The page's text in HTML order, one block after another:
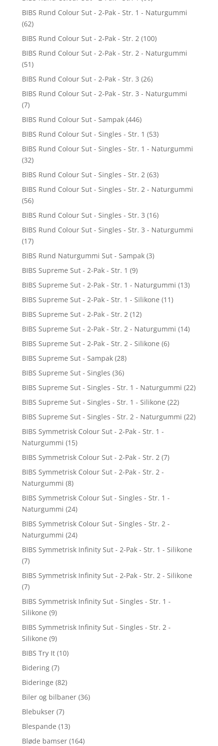
BIBS Rund Colour Sut - 2-Pak - Str. 1 - Naturgummi
(62)
BIBS Rund Colour Sut - 2-Pak - Str. 2 (100)
BIBS Rund Colour Sut - 2-Pak - Str. 2 - Naturgummi
(51)
BIBS Rund Colour Sut - 2-Pak - Str. 3 (26)
BIBS Rund Colour Sut - 2-Pak - Str. 3 - Naturgummi
(7)
BIBS Rund Colour Sut - Sampak (446)
BIBS Rund Colour Sut - Singles - Str. 1 (53)
BIBS Rund Colour Sut - Singles - Str. 1 - Naturgummi
(32)
BIBS Rund Colour Sut - Singles - Str. 2 (63)
BIBS Rund Colour Sut - Singles - Str. 2 - Naturgummi
(56)
BIBS Rund Colour Sut - Singles - Str. 3 (16)
BIBS Rund Colour Sut - Singles - Str. 3 - Naturgummi
(17)
BIBS Rund Naturgummi Sut - Sampak (3)
BIBS Supreme Sut - 2-Pak - Str. 1 (9)
BIBS Supreme Sut - 2-Pak - Str. 1 - Naturgummi (13)
BIBS Supreme Sut - 2-Pak - Str. 1 - Silikone (11)
BIBS Supreme Sut - 2-Pak - Str. 2 (12)
BIBS Supreme Sut - 2-Pak - Str. 2 - Naturgummi (14)
BIBS Supreme Sut - 2-Pak - Str. 2 - Silikone (6)
BIBS Supreme Sut - Sampak (28)
BIBS Supreme Sut - Singles (36)
BIBS Supreme Sut - Singles - Str. 1 - Naturgummi (22)
BIBS Supreme Sut - Singles - Str. 1 - Silikone (22)
BIBS Supreme Sut - Singles - Str. 2 - Naturgummi (22)
BIBS Symmetrisk Colour Sut - 2-Pak - Str. 1 -
Naturgummi (15)
BIBS Symmetrisk Colour Sut - 2-Pak - Str. 2 (7)
BIBS Symmetrisk Colour Sut - 2-Pak - Str. 2 -
Naturgummi (8)
BIBS Symmetrisk Colour Sut - Singles - Str. 1 -
Naturgummi (24)
BIBS Symmetrisk Colour Sut - Singles - Str. 2 -
Naturgummi (24)
BIBS Symmetrisk Infinity Sut - 2-Pak - Str. 1 - Silikone
(7)
BIBS Symmetrisk Infinity Sut - 2-Pak - Str. 2 - Silikone
(7)
BIBS Symmetrisk Infinity Sut - Singles - Str. 1 -
Silikone (9)
BIBS Symmetrisk Infinity Sut - Singles - Str. 2 -
Silikone (9)
BIBS Try It (10)
Bidering (7)
Bideringe (82)
Biler og bilbaner (36)
Blebukser (7)
Blespande (13)
Bløde bamser (164)